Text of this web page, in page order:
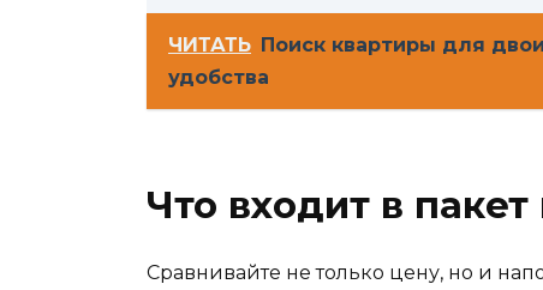
ЧИТАТЬ Поиск квартиры для
удобства
Что входит в
Сравнивайте не только цену, но и